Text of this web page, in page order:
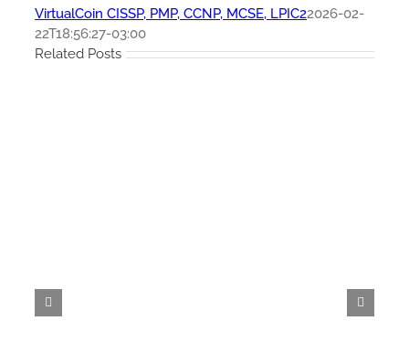
VirtualCoin CISSP, PMP, CCNP, MCSE, LPIC22026-02-
22T18:56:27-03:00
Related Posts